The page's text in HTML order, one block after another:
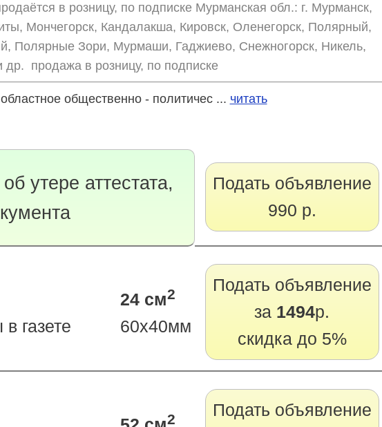
в розницу, по подписке Мурманская обл.: г. Мурманск,
Мончегорск, Кандалакша, Кировск, Оленегорск, Полярный,
Полярные Зори, Мурмаши, Гаджиево, Снежногорск, Никель,
др. продажа в розницу, по подписке
общественно - политичес ... читать
утере аттестата,
Подать объявление
990 р.
газете
24 см2
60х40мм
Подать объявление
за 1494р.
скидка до 5%
2
Подать объявление